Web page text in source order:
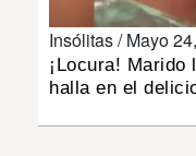
DEPORTES
Insólitas /Mayo
¡Locura!
halla en el